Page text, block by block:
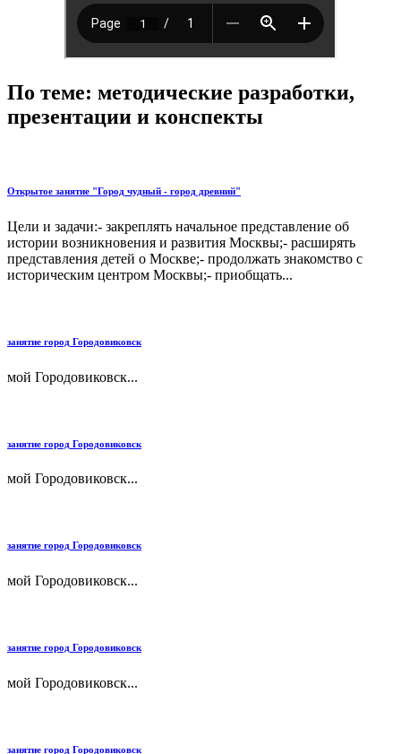
По теме: методические разработки,
презентации и конспекты
Открытое занятие "Город чудный - город древний"
Цели и задачи:- закреплять начальное представление об
истории возникновения и развития Москвы;- расширять
представления детей о Москве;- продолжать знакомство с
историческим центром Москвы;- приобщать...
занятие город Городовиковск
мой Городовиковск...
занятие город Городовиковск
мой Городовиковск...
занятие город Городовиковск
мой Городовиковск...
занятие город Городовиковск
мой Городовиковск...
занятие город Городовиковск